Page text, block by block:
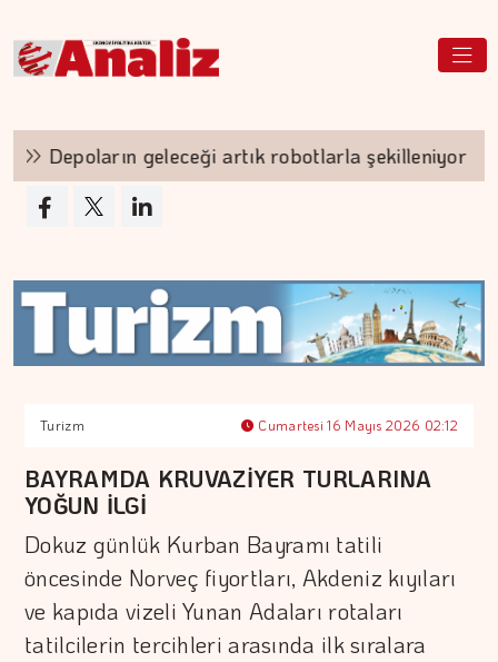
Depoların geleceği artık robotlarla şekilleniyor
Turizm Cumartesi 16 Mayıs 2026 02:12
BAYRAMDA KRUVAZİYER TURLARINA
YOĞUN İLGİ
Dokuz günlük Kurban Bayramı tatili
öncesinde Norveç fiyortları, Akdeniz kıyıları
ve kapıda vizeli Yunan Adaları rotaları
tatilcilerin tercihleri arasında ilk sıralara